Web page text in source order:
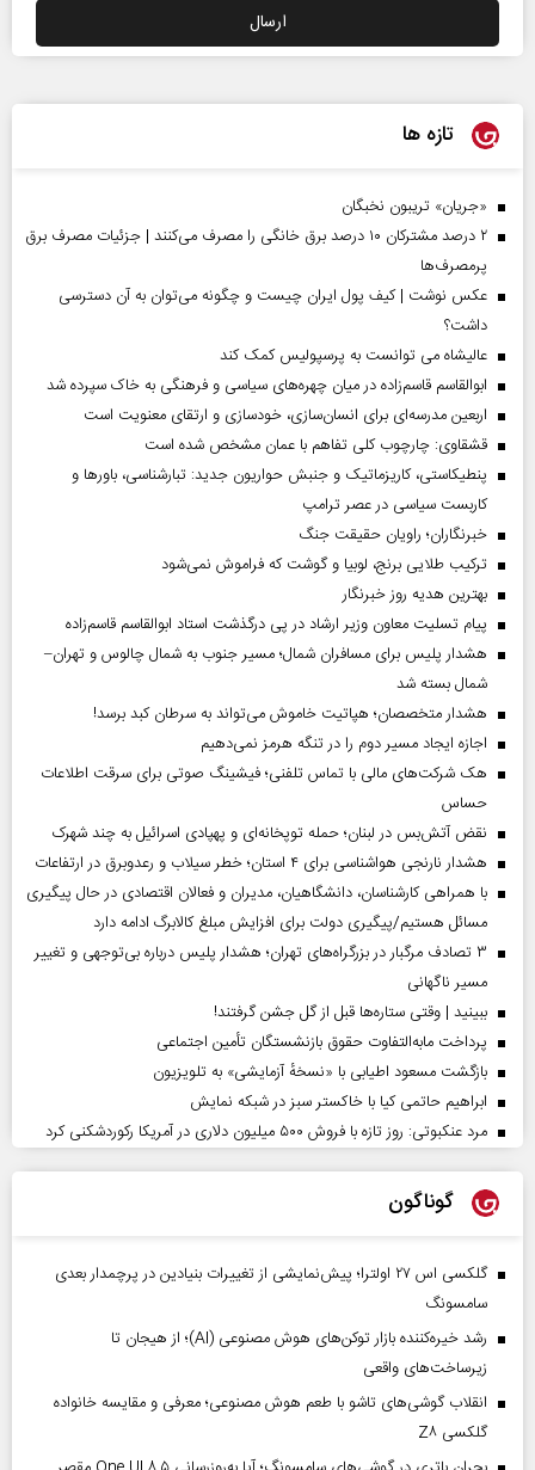
تازه ها
«جریان» تریبون نخبگان
۲ درصد مشترکان ۱۰ درصد برق خانگی را مصرف می‌کنند | جزئیات مصرف برق
پرمصرف‌ها
عکس نوشت | کیف پول ایران چیست و چگونه می‌توان به آن دسترسی
داشت؟
عالیشاه می توانست به پرسپولیس کمک کند
ابوالقاسم قاسم‌زاده در میان چهره‌های سیاسی و فرهنگی به خاک سپرده شد
اربعین مدرسه‌ای برای انسان‌سازی، خودسازی و ارتقای معنویت است
قشقاوی: چارچوب کلی تفاهم با عمان مشخص شده است
پنطیکاستی، کاریزماتیک و جنبش حواریون جدید: تبارشناسی، باور‌ها و
کاربست سیاسی در عصر ترامپ
خبرنگاران؛ راویان حقیقت جنگ
ترکیب طلایی برنج، لوبیا و گوشت که فراموش نمی‌شود
بهترین هدیه روز خبرنگار
پیام تسلیت معاون وزیر ارشاد در پی درگذشت استاد ابوالقاسم قاسم‌زاده
هشدار پلیس برای مسافران شمال؛ مسیر جنوب به شمال چالوس و تهران–
شمال بسته شد
هشدار متخصصان؛ هپاتیت خاموش می‌تواند به سرطان کبد برسد!
اجازه ایجاد مسیر دوم را در تنگه هرمز نمی‌دهیم
هک شرکت‌های مالی با تماس تلفنی؛ فیشینگ صوتی برای سرقت اطلاعات
حساس
نقض آتش‌بس در لبنان؛ حمله توپخانه‌ای و پهپادی اسرائیل به چند شهرک
هشدار نارنجی هواشناسی برای ۴ استان؛ خطر سیلاب و رعدوبرق در ارتفاعات
با همراهی کارشناسان، دانشگاهیان، مدیران و فعالان اقتصادی در حال پیگیری
مسائل هستیم/پیگیری دولت برای افزایش مبلغ کالابرگ ادامه دارد
۳ تصادف مرگبار در بزرگراه‌های تهران؛ هشدار پلیس درباره بی‌توجهی و تغییر
مسیر ناگهانی
ببینید | وقتی ستاره‌ها قبل از گل جشن گرفتند!
پرداخت مابه‌التفاوت حقوق بازنشستگان تأمین اجتماعی
بازگشت مسعود اطیابی با «نسخهٔ آزمایشی» به تلویزیون
ابراهیم حاتمی کیا با خاکستر سبز در شبکه نمایش
مرد عنکبوتی: روز تازه با فروش ۵۰۰ میلیون دلاری در آمریکا رکوردشکنی کرد
گوناگون
گلکسی اس ۲۷ اولترا؛ پیش‌نمایشی از تغییرات بنیادین در پرچمدار بعدی
سامسونگ
رشد خیره‌کننده بازار توکن‌های هوش مصنوعی (AI)؛ از هیجان تا
زیرساخت‌های واقعی
انقلاب گوشی‌های تاشو‌ با طعم هوش مصنوعی؛ معرفی و مقایسه خانواده
گلکسی Z۸